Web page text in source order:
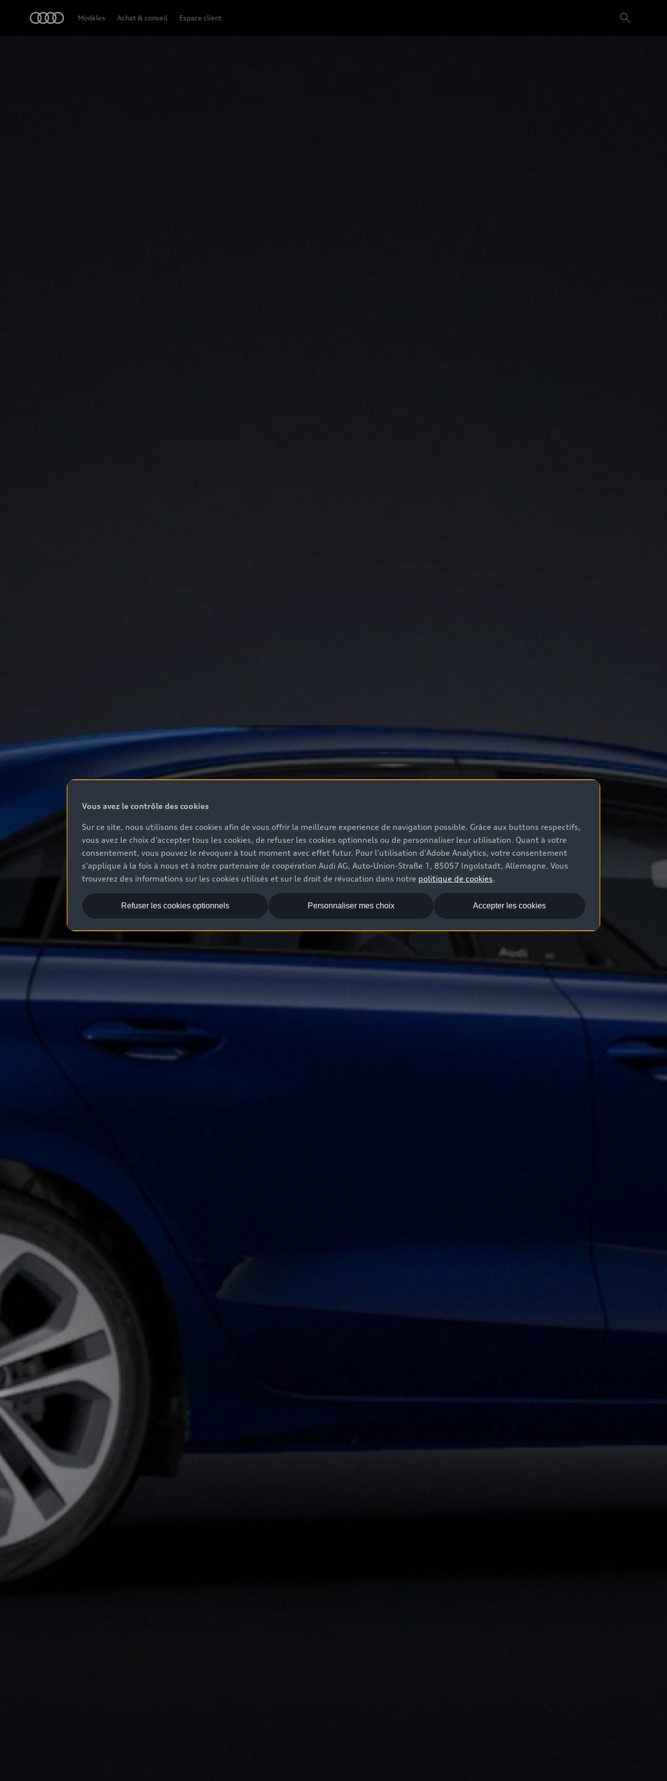
Modèles Achat & conseil Espace client
Points forts
Configurer
Vous avez le contrôle des cookies
Sur ce site, nous utilisons des cookies afin de vous offrir la meilleure experience de navigation possible. Grâce aux buttons respectifs,
vous avez le choix d'accepter tous les cookies, de refuser les cookies optionnels ou de personnaliser leur utilisation. Quant à votre
consentement, vous pouvez le révoquer à tout moment avec effet futur. Pour l'utilisation d'Adobe Analytics, votre consentement
s'applique à la fois à nous et à notre partenaire de coopération Audi AG, Auto-Union-Straße 1, 85057 Ingolstadt, Allemagne. Vous
trouverez des informations sur les cookies utilisés et sur le droit de révocation dans notre politique de cookies.
Accepter les cookies
Refuser les cookies optionnels Personnaliser mes choix